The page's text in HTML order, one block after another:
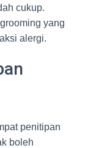
cukup.
yang
alergi.
penitipan
boleh